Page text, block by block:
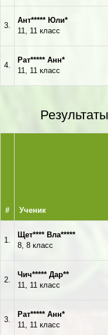
3.
Ант***** Юли*
11, 11 класс
4.
Рат***** Анн*
11, 11 класс
# Ученик
1.
Щет**** Вла*****
8, 8 класс
2.
Чич***** Дар**
11, 11 класс
3.
Рат***** Анн*
11, 11 класс